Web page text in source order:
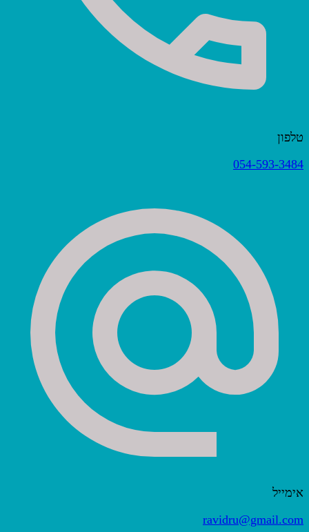
טלפון
054-593-3484
אימייל
ravidru@gmail.com